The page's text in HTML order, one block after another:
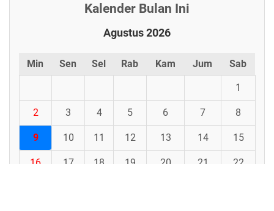
Kalender Bulan Ini
Agustus 2026
Min Sen Sel Rab Kam Jum Sab
1
2 3 4 5 6 7 8
9 10 11 12 13 14 15
16 17 18 19 20 21 22